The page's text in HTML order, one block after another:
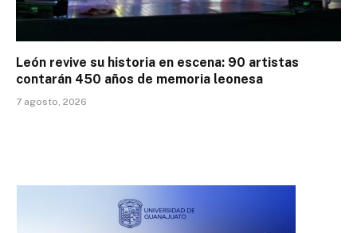
León revive su historia en escena: 90 artistas
contarán 450 años de memoria leonesa
7 agosto, 2026